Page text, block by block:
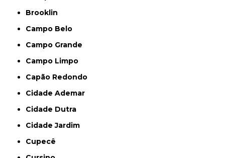
Brooklin
Campo Belo
Campo Grande
Campo Limpo
Capão Redondo
Cidade Ademar
Cidade Dutra
Cidade Jardim
Cupecê